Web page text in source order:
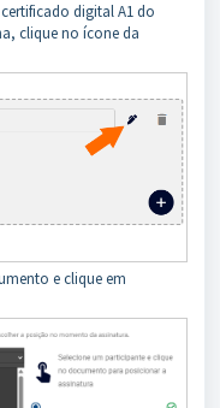
digital A1 do
clique no ícone da
e clique em